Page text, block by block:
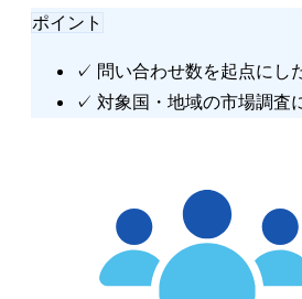
ポイント
✓ 問い合わせ数を起点にし
✓ 対象国・地域の市場調査